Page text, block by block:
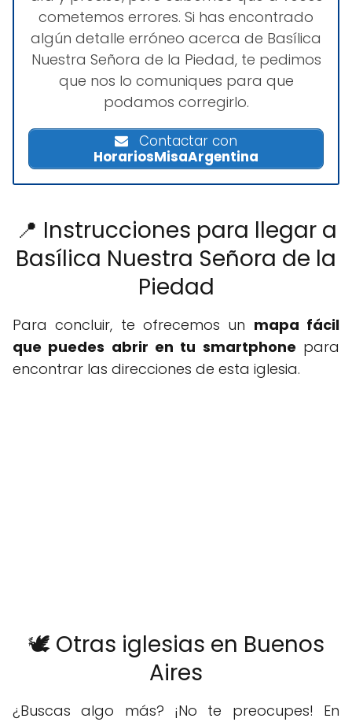
cometemos errores. Si has encontrado
algún detalle erróneo acerca de Basílica
Nuestra Señora de la Piedad, te pedimos
que nos lo comuniques para que
podamos corregirlo.
Contactar con
HorariosMisaArgentina
📍 Instrucciones para llegar a
Basílica Nuestra Señora de la
Piedad
Para concluir, te ofrecemos un mapa fácil
que puedes abrir en tu smartphone para
encontrar las direcciones de esta iglesia.
🕊️ Otras iglesias en Buenos
Aires
¿Buscas algo más? ¡No te preocupes! En